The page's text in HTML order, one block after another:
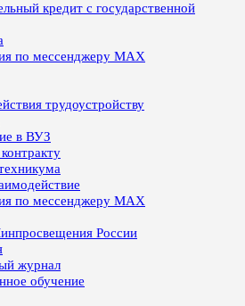
кредит с государственной
по мессенджеру MAX
трудоустройству
в ВУЗ
по мессенджеру MAX
России
журнал
обучение